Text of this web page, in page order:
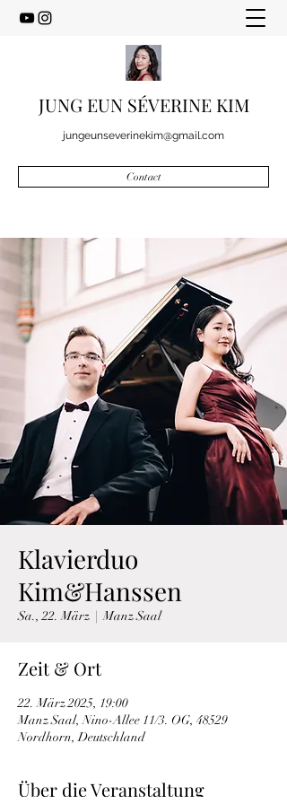
JUNG EUN SÉVERINE KIM
jungeunseverinekim@gmail.com
Contact
Klavierduo
Kim&Hanssen
Sa., 22. März
  |
Manz Saal
Zeit & Ort
22. März 2025, 19:00
Manz Saal, Nino-Allee 11/3. OG, 48529
Nordhorn, Deutschland
Über die Veranstaltung